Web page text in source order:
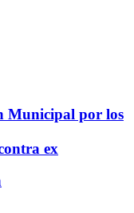
ex
Municipal por los